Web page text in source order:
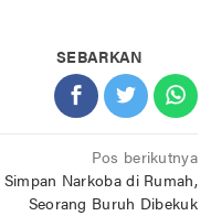
SEBARKAN
Pos berikutnya
Simpan Narkoba di Rumah,
Seorang Buruh Dibekuk